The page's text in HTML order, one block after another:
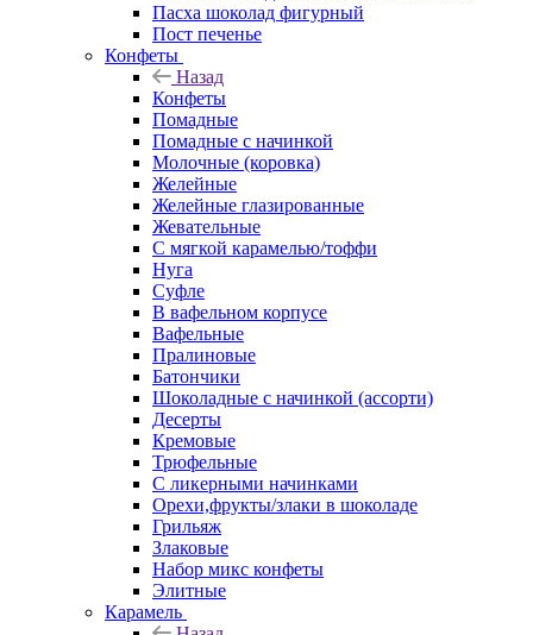
Пасха шоколад фигурный
Пост печенье
Конфеты
Назад
Конфеты
Помадные
Помадные с начинкой
Молочные (коровка)
Желейные
Желейные глазированные
Жевательные
С мягкой карамелью/тоффи
Нуга
Суфле
В вафельном корпусе
Вафельные
Пралиновые
Батончики
Шоколадные с начинкой (ассорти)
Десерты
Кремовые
Трюфельные
С ликерными начинками
Орехи,фрукты/злаки в шоколаде
Грильяж
Злаковые
Набор микс конфеты
Элитные
Карамель